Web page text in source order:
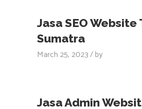
Jasa SEO Website
Sumatra
March 25, 2023 by
Jasa Admin